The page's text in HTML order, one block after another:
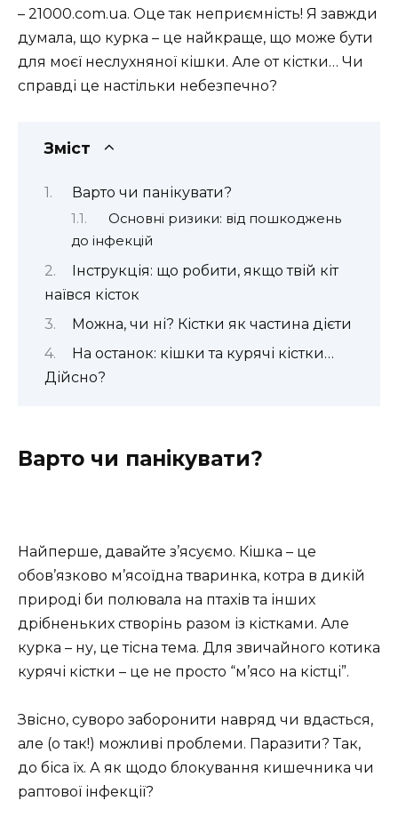
– 21000.com.ua. Оце так неприємність! Я завжди
думала, що курка – це найкраще, що може бути
для моєї неслухняної кішки. Але от кістки… Чи
справді це настільки небезпечно?
Зміст
Варто чи панікувати?
Основні ризики: від пошкоджень
до інфекцій
Інструкція: що робити, якщо твій кіт
наївся кісток
Можна, чи ні? Кістки як частина дієти
На останок: кішки та курячі кістки…
Дійсно?
Варто чи панікувати?
Найперше, давайте з’ясуємо. Кішка – це
обов’язково м’ясоїдна тваринка, котра в дикій
природі би полювала на птахів та інших
дрібненьких створінь разом із кістками. Але
курка – ну, це тісна тема. Для звичайного котика
курячі кістки – це не просто “м’ясо на кістці”.
Звісно, суворо заборонити навряд чи вдасться,
але (о так!) можливі проблеми. Паразити? Так,
до біса їх. А як щодо блокування кишечника чи
раптової інфекції?